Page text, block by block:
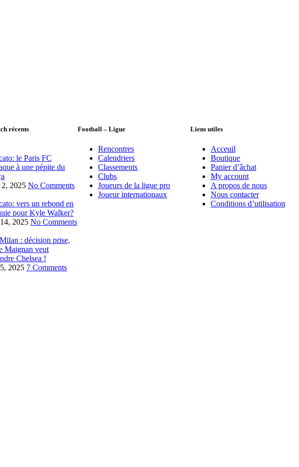
récents
le Paris FC
à une pépite du
2, 2025 No Comments
vers un rebond en
pour Kyle Walker?
2025 No Comments
: décision prise,
Maignan veut
Chelsea !
2025 7 Comments
Football – Ligue
Rencontres
Calendriers
Classements
Clubs
Joueurs de la ligue pro
Joueur internationaux
Liens utiles
Acceuil
Boutique
Panier d’âchat
My account
A propos de nous
Nous contacter
Conditions d’utilisation